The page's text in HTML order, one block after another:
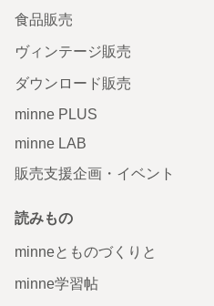
食品販売
ヴィンテージ販売
ダウンロード販売
minne PLUS
minne LAB
販売支援企画・イベント
読みもの
minneとものづくりと
minne学習帖